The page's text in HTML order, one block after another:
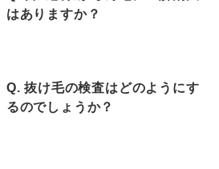
はありますか？
Q. 抜け毛の検査はどのようにす
るのでしょうか？